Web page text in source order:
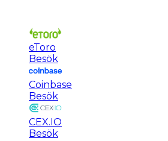
eToro
Besök
Coinbase
Besök
CEX.IO
Besök